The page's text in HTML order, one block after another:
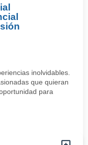
inolvidables.
que quieran
para